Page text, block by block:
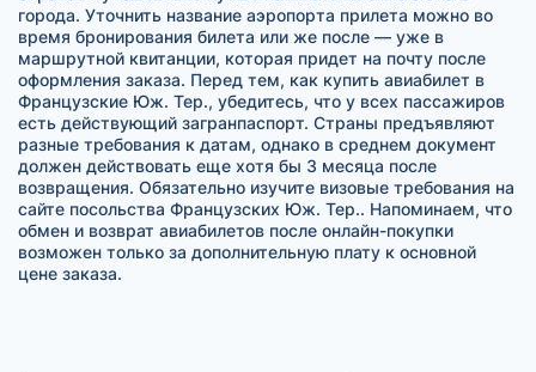
города. Уточнить название аэропорта прилета можно во
время бронирования билета или же после — уже в
маршрутной квитанции, которая придет на почту после
оформления заказа. Перед тем, как купить авиабилет в
Французские Юж. Тер., убедитесь, что у всех пассажиров
есть действующий загранпаспорт. Страны предъявляют
разные требования к датам, однако в среднем документ
должен действовать еще хотя бы 3 месяца после
возвращения. Обязательно изучите визовые требования на
сайте посольства Французских Юж. Тер.. Напоминаем, что
обмен и возврат авиабилетов после онлайн-покупки
возможен только за дополнительную плату к основной
цене заказа.